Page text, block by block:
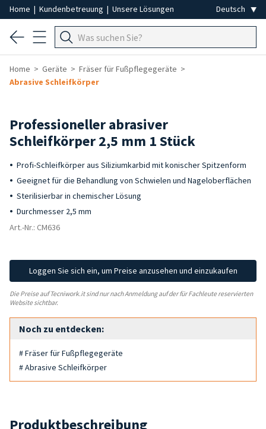
Home | Kundenbetreuung | Unsere Lösungen
Home Geräte
Fräser für Fußpflegegeräte
Abrasive Schleifkörper
Professioneller abrasiver
Schleifkörper 2,5 mm 1 Stück
Profi-Schleifkörper aus Siliziumkarbid mit konischer Spitzenform
Geeignet für die Behandlung von Schwielen und Nageloberflächen
Sterilisierbar in chemischer Lösung
Durchmesser 2,5 mm
Art.-Nr.: CM636
Loggen Sie sich ein, um Preise anzusehen und einzukaufen
Die Preise auf Tecniwork.it sind nur nach Anmeldung auf der für Fachleute reservierten
Website sichtbar.
Noch zu entdecken:
# Fräser für Fußpflegegeräte
# Abrasive Schleifkörper
Produktbeschreibung